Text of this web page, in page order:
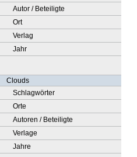
Autor / Beteiligte
Ort
Verlag
Jahr
Clouds
Schlagwörter
Orte
Autoren / Beteiligte
Verlage
Jahre